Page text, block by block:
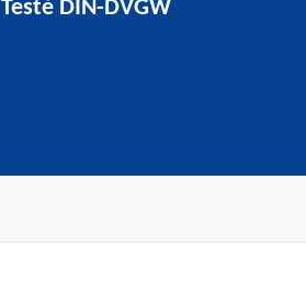
Testé DIN-DVGW